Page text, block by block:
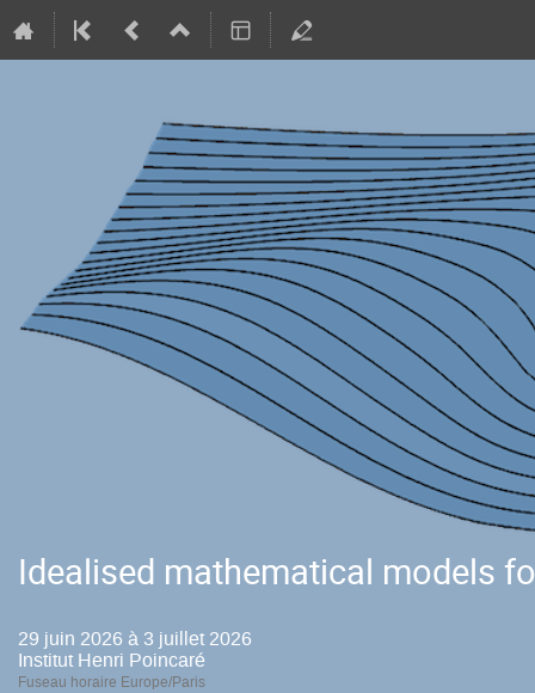
Idealised mathematical models
29 juin 2026 à 3 juillet 2026
Institut Henri Poincaré
Fuseau horaire Europe/Paris